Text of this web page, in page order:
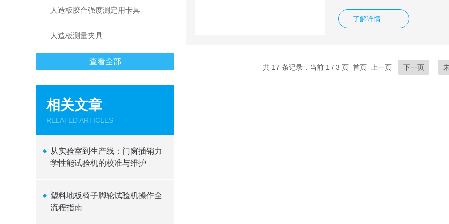
人造板胶合强度测定用卡具
人造板测量夹具
查看全部
相关文章
RELATED ARTICLES
从实验室到生产线：门窗插销力
学性能试验机的校准与维护
塑料地板椅子脚轮试验机操作全
流程指南
了解详情
共 17 条记录，当前 1 / 3 页 首页 上一页 下一页